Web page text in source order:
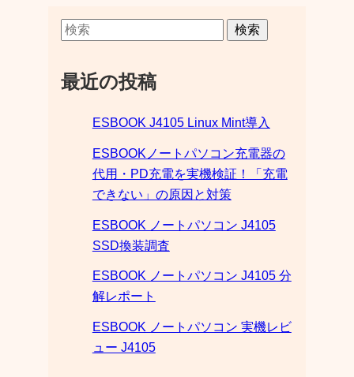
検索
最近の投稿
ESBOOK J4105 Linux Mint導入
ESBOOKノートパソコン充電器の
代用・PD充電を実機検証！「充電
できない」の原因と対策
ESBOOK ノートパソコン J4105
SSD換装調査
ESBOOK ノートパソコン J4105 分
解レポート
ESBOOK ノートパソコン 実機レビ
ュー J4105